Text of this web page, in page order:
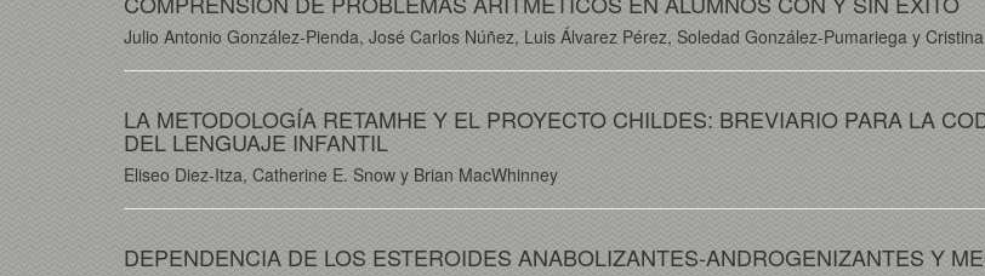
Julio Antonio González-Pienda, José Carlos Núñez, Luis Álvarez Pérez, Soledad González-Pumariega y
LA METODOLOGÍA RETAMHE Y EL PROYECTO CHILDES: BREVIARIO PARA LA
DEL LENGUAJE INFANTIL
Eliseo Diez-Itza, Catherine E. Snow y Brian MacWhinney
DEPENDENCIA DE LOS ESTEROIDES ANABOLIZANTES-ANDROGENIZANTES Y